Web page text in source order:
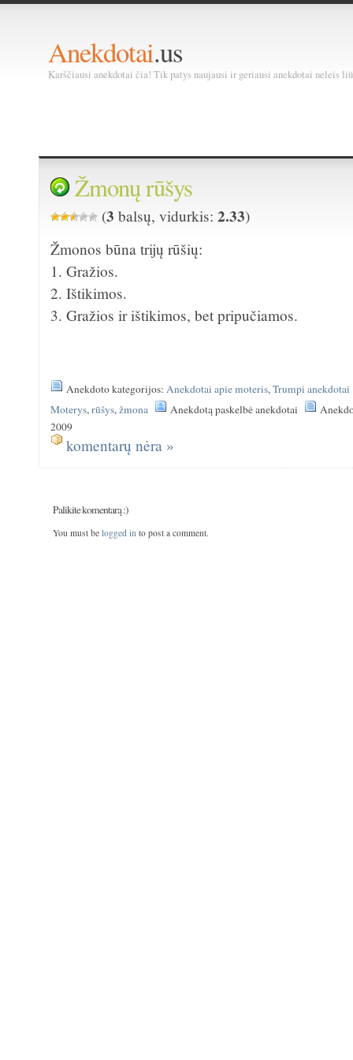
Anekdotai.us
Karščiausi anekdotai čia! Tik patys naujausi ir geriausi anekdotai neleis
Žmonų rūšys
(3 balsų, vidurkis:2.33)
Žmonos būna trijų rūšių:
1. Gražios.
2. Ištikimos.
3. Gražios ir ištikimos, bet pripučiamos.
Anekdoto kategorijos:Anekdotai apie moteris,Trumpi anekdotai
Moterys,rūšys,žmona Anekdotą paskelbė anekdotai
2009
komentarų nėra »
Palikite komentarą :)
You must be logged into post a comment.